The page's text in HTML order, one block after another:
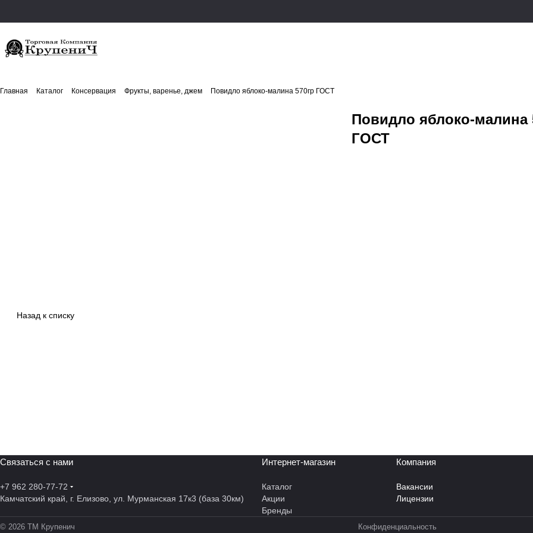
Главная Каталог Консервация Фрукты, варенье, джем Повидло яблоко-малина 570гр ГОСТ
Повидло яблоко-малина
ГОСТ
Назад к списку
Связаться с нами
+7 962 280-77-72
Камчатский край, г. Елизово, ул. Мурманская 17к3 (база 30км)
Интернет-магазин
Каталог
Акции
Бренды
Компания
Вакансии
Лицензии
© 2026 ТМ Крупенич Конфиденциальность